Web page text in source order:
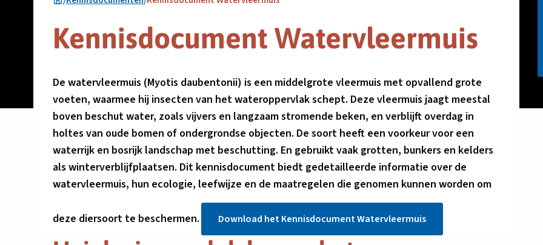
Kennisdocument Watervleermuis
De watervleermuis (Myotis daubentonii) is een middelgrote vleermuis met opvallend grote
voeten, waarmee hij insecten van het wateroppervlak schept. Deze vleermuis jaagt meestal
boven beschut water, zoals vijvers en langzaam stromende beken, en verblijft overdag in
holtes van oude bomen of ondergrondse objecten. De soort heeft een voorkeur voor een
waterrijk en bosrijk landschap met beschutting. En gebruikt vaak grotten, bunkers en kelders
als winterverblijfplaatsen. Dit kennisdocument biedt gedetailleerde informatie over de
watervleermuis, hun ecologie, leefwijze en de maatregelen die genomen kunnen worden om
deze diersoort te beschermen. Download het Kennisdocument WatervleermuisLink